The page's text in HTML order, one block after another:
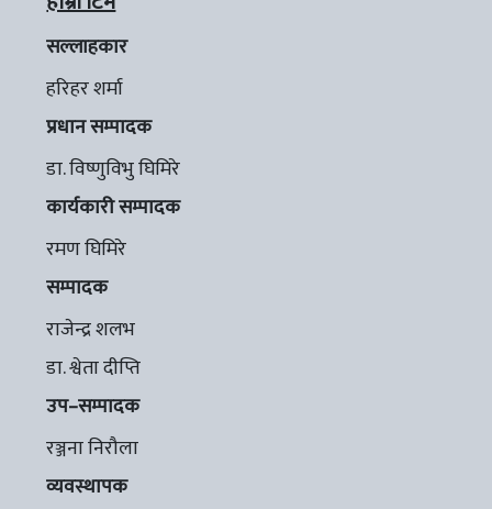
सल्लाहकार
हरिहर शर्मा
प्रधान सम्पादक
डा. विष्णुविभु घिमिरे
कार्यकारी सम्पादक
रमण घिमिरे
सम्पादक
राजेन्द्र शलभ
डा. श्वेता दीप्ति
उप–सम्पादक
रञ्जना निरौला
व्यवस्थापक